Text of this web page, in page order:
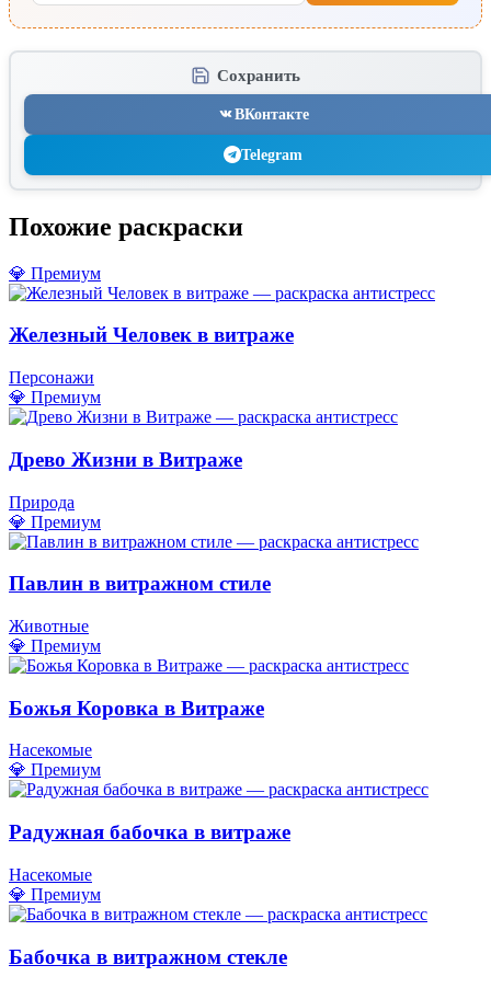
Сохранить
ВКонтакте
Telegram
Похожие раскраски
💎 Премиум
Железный Человек в витраже
Персонажи
💎 Премиум
Древо Жизни в Витраже
Природа
💎 Премиум
Павлин в витражном стиле
Животные
💎 Премиум
Божья Коровка в Витраже
Насекомые
💎 Премиум
Радужная бабочка в витраже
Насекомые
💎 Премиум
Бабочка в витражном стекле